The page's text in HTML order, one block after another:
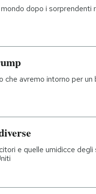
dopo i sorprendenti
che avremo intorno per un
e quelle umidicce